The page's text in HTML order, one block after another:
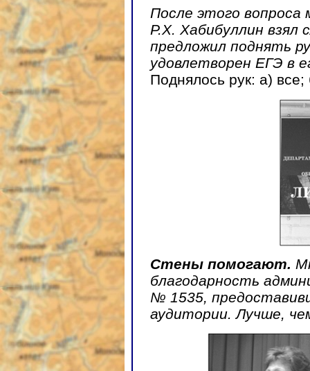
После этого
Р.Х. Хабибуллин взял
предложил поднять
удовлетворен ЕГЭ в
Поднялось рук: а)
Стены помогают.
благодарность
№ 1535,
аудитории. Лучше,